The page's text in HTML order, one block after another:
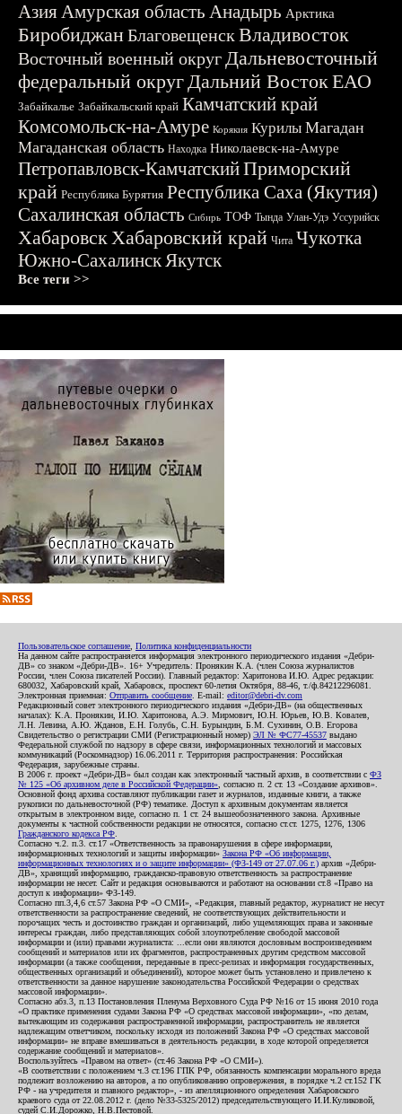
АзияАмурская область Анадырь Арктика
БиробиджанБлаговещенскВладивосток
Восточный военный округДальневосточный
федеральный округДальний ВостокЕАО
Забайкалье Забайкальский край Камчатский край
Комсомольск-на-Амуре Корякия Курилы Магадан
Магаданская область Находка Николаевск-на-Амуре
Петропавловск-КамчатскийПриморский
край Республика Бурятия Республика Саха (Якутия)
Сахалинская область Сибирь ТОФ Тында Улан-Удэ Уссурийск
ХабаровскХабаровский край Чита Чукотка
Южно-СахалинскЯкутск
Все теги >>
Пользовательское соглашение Политика конфиденциальности
На данном сайте распространяется информация электронного периодического издания «Дебри-
ДВ» со знаком «Дебри-ДВ». 16+ Учредитель: Пронякин К.А. (член Союза журналистов
России, член Союза писателей России). Главный редактор: Харитонова И.Ю. Адрес редакции:
680032, Хабаровский край, Хабаровск, проспект 60-летия Октября, 88-46, т./ф.84212296081.
Электронная приемная: Отправить сообщение . E-mail: editor@debri-dv.com
Редакционный совет электронного периодического издания «Дебри-ДВ» (на общественных
началах): К.А. Пронякин, И.Ю. Харитонова, А.Э. Мирмович, Ю.Н. Юрьев, Ю.В. Ковалев,
Л.Н. Левина, А.Ю. Жданов, Е.Н. Голубь, С.Н. Бурындин, Б.М. Сухинин, О.В. Егорова
Свидетельство о регистрации СМИ (Регистрационный номер) ЭЛ № ФС77-45537 выдано
Федеральной службой по надзору в сфере связи, информационных технологий и массовых
коммуникаций (Роскомнадзор) 16.06.2011 г. Территория распространения: Российская
Федерация, зарубежные страны.
В 2006 г. проект «Дебри-ДВ» был создан как электронный частный архив, в соответствии с ФЗ
№ 125 «Об архивном деле в Российской Федерации» , согласно п. 2 ст. 13 «Создание архивов».
Основной фонд архива составляют публикации газет и журналов, изданные книги, а также
рукописи по дальневосточной (РФ) тематике. Доступ к архивным документам является
открытым в электронном виде, согласно п. 1 ст. 24 вышеобозначенного закона. Архивные
документы к частной собственности редакции не относятся, согласно ст.ст. 1275, 1276, 1306
Гражданского кодекса РФ
Согласно ч.2. п.3. ст.17 «Ответственность за правонарушения в сфере информации,
информационных технологий и защиты информации» Закона РФ «Об информации,
информационных технологиях и о защите информации» (ФЗ-149 от 27.07.06 г.) архив «Дебри-
ДВ», хранящий информацию, гражданско-правовую ответственность за распространение
информации не несет. Сайт и редакция основываются и работают на основании ст.8 «Право на
доступ к информации» ФЗ-149.
Согласно пп.3,4,6 ст.57 Закона РФ «О СМИ», «Редакция, главный редактор, журналист не несут
ответственности за распространение сведений, не соответствующих действительности и
порочащих честь и достоинство граждан и организаций, либо ущемляющих права и законные
интересы граждан, либо представляющих собой злоупотребление свободой массовой
информации и (или) правами журналиста: ...если они являются дословным воспроизведением
сообщений и материалов или их фрагментов, распространенных другим средством массовой
информации (а также сообщения, переданные в пресс-релизах и информация государственных,
общественных организаций и объединений), которое может быть установлено и привлечено к
ответственности за данное нарушение законодательства Российской Федерации о средствах
массовой информации».
Согласно абз.3, п.13 Постановления Пленума Верховного Суда РФ №16 от 15 июня 2010 года
«О практике применения судами Закона РФ «О средствах массовой информации», «по делам,
вытекающим из содержания распространенной информации, распространитель не является
надлежащим ответчиком, поскольку исходя из положений Закона РФ «О средствах массовой
информации» не вправе вмешиваться в деятельность редакции, в ходе которой определяется
содержание сообщений и материалов».
Воспользуйтесь «Правом на ответ» (ст.46 Закона РФ «О СМИ»).
«В соответствии с положением ч.3 ст.196 ГПК РФ, обязанность компенсации морального вреда
подлежит возложению на авторов, а по опубликованию опровержения, в порядке ч.2 ст.152 ГК
РФ - на учредителя и главного редактор», - из апелляционного определения Хабаровского
краевого суда от 22.08.2012 г. (дело №33-5325/2012) председательствующего И.И.Куликовой,
судей С.И.Дорожко, Н.В.Пестовой.